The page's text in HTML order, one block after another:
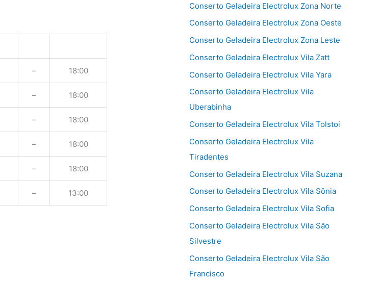
– 18:00
– 18:00
– 18:00
– 18:00
– 18:00
– 13:00
Conserto Geladeira Electrolux Zona Norte
Conserto Geladeira Electrolux Zona Oeste
Conserto Geladeira Electrolux Zona Leste
Conserto Geladeira Electrolux Vila Zatt
Conserto Geladeira Electrolux Vila Yara
Conserto Geladeira Electrolux Vila
Uberabinha
Conserto Geladeira Electrolux Vila Tolstoi
Conserto Geladeira Electrolux Vila
Tiradentes
Conserto Geladeira Electrolux Vila Suzana
Conserto Geladeira Electrolux Vila Sônia
Conserto Geladeira Electrolux Vila Sofia
Conserto Geladeira Electrolux Vila São
Silvestre
Conserto Geladeira Electrolux Vila São
Francisco